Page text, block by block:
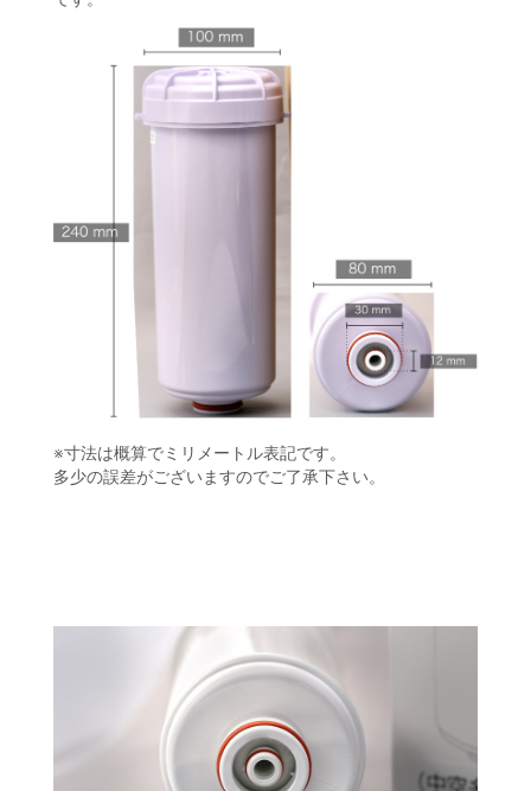
※寸法は概算でミリメートル表記です。
多少の誤差がございますのでご了承下さい。